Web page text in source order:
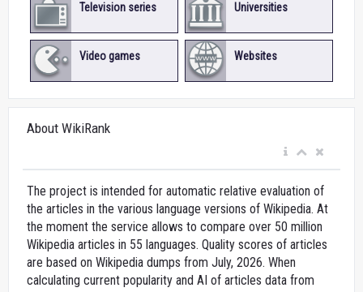
Television series Universities
Video games Websites
About WikiRank
The project is intended for automatic relative evaluation of
the articles in the various language versions of Wikipedia. At
the moment the service allows to compare over 50 million
Wikipedia articles in 55 languages. Quality scores of articles
are based on Wikipedia dumps from July, 2026. When
calculating current popularity and AI of articles data from